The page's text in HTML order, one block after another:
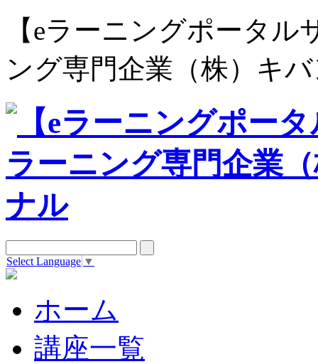
【eラーニングポータル
ング専門企業（株）キ
Select Language ▼
ホーム
講座一覧